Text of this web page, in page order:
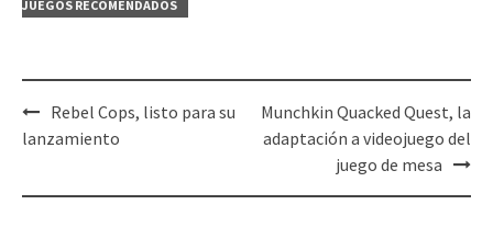
JUEGOS RECOMENDADOS
Post
navigation
Rebel Cops, listo para su
lanzamiento
Munchkin Quacked Quest, la
adaptación a videojuego del
juego de mesa